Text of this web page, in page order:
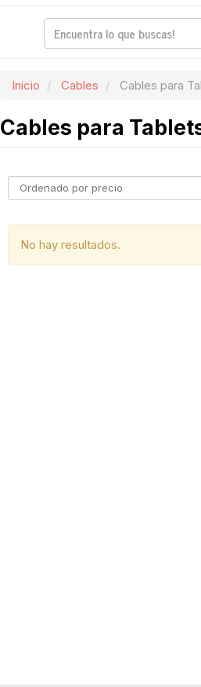
Inicio Cables Cables para
Cables para
No hay resultados.